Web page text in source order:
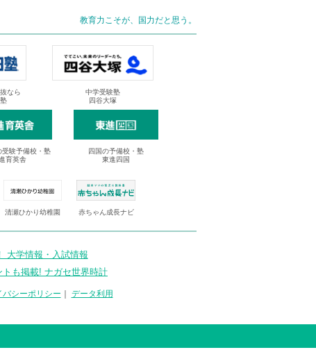
教育力こそが、国力だと思う。
なら
中学受験塾
四谷大塚
受験予備校・塾
育英舎
四国の予備校・塾
東進四国
清瀬ひかり幼稚園 赤ちゃん成長ナビ
大学情報・入試情報
も掲載! ナガセ世界時計
バシーポリシー データ利用